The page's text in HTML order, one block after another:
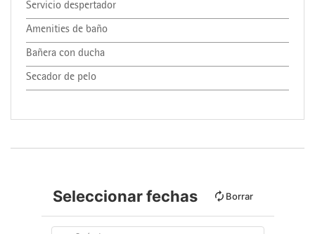
Servicio despertador
Amenities de baño
Bañera con ducha
Secador de pelo
Seleccionar fechas Borrar